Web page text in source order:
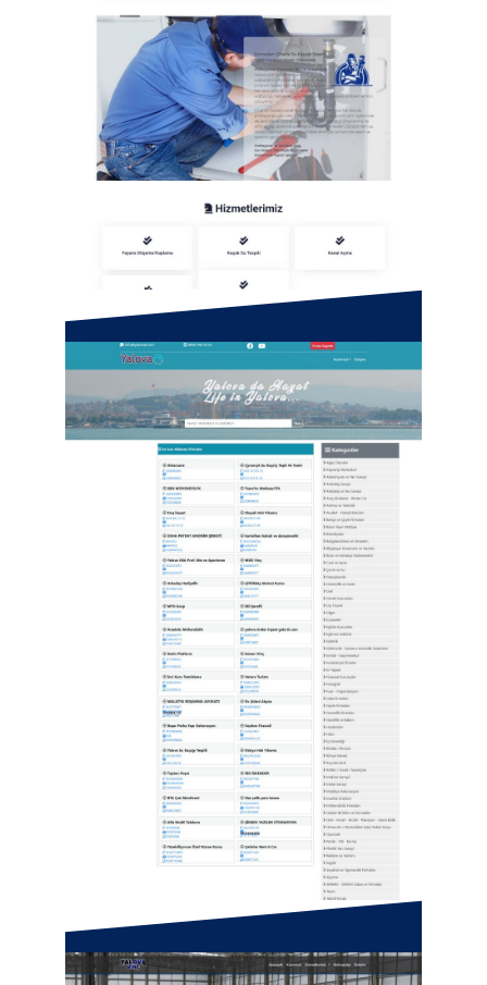
Çınarcık Su Kaçağı Tespiti
Yalova Ticaret Rehberi